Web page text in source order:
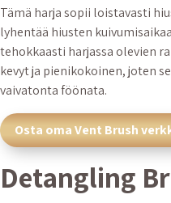
Tämä harja sopii loistavasti
lyhentää hiusten
tehokkaasti harjassa olevien
kevyt ja pienikokoinen, joten
vaivatonta föönata.
Osta oma Vent Brush
Detangling